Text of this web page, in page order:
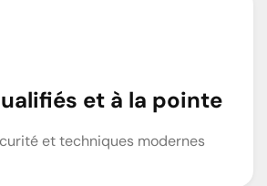
et à la pointe
et techniques modernes